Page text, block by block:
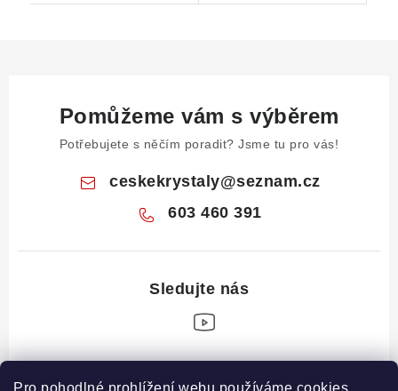
Pro pohodlné prohlížení webu používáme cookies.
Pomůžeme vám s výběrem
Potřebujete s něčím poradit? Jsme tu pro vás!
ceskekrystaly@seznam.cz
603 460 391
Z